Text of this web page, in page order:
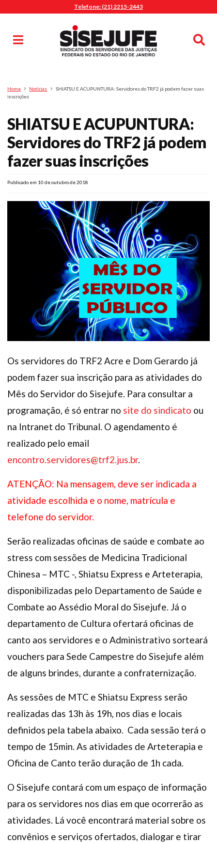
Telefone: (21) 2215-2443
Pesquisa
Home Notícias
SHIATSU E ACUPUNTURA: Servidores do TRF2 já podem fazer suas
inscrições
SHIATSU E ACUPUNTURA:
Servidores do TRF2 já podem
fazer suas inscrições
Publicado em 10 de outubro de 2018
Os servidores do TRF2 Acre e Dom Gerardo já
podem fazer sua inscrição para as atividades do
Mês do Servidor do Sisejufe. Para consultar a
programação, é só entrar no site do sindicato ou
na Intranet do Tribunal. O agendamento é
realizado pelo email
encontro.servidores@trf2.jus.br.
ATENÇÃO: Na mensagem, deve ser indicada a
atividade escolhida e o nome, matrícula e
telefone do servidor.
Serão realizadas oficinas de saúde e combate ao
stress com sessões de Medicina Tradicional
Chinesa – MTC -, Shiatsu Express e Arteterapia,
disponibilizadas pelo Departamento de Saúde e
Combate ao Assédio Moral do Sisejufe. Já o
departamento de Cultura ofertará oficinas de
canto aos servidores e o Administrativo sorteará
vouchers para Sede Campestre do Sisejufe além
de alguns brindes, durante a confraternização.
As sessões de MTC e Shiatsu Express serão
realizadas das 13h às 19h, nos dias e locais
definidos pela tabela abaixo. Cada sessão terá o
tempo de 15min. As atividades de Arteterapia e
Oficina de Canto terão duração de 1h cada.
O Sisejufe contará com um espaço de informação
para os servidores nos dias em que ocorrerão as
atividades. Lá você encontrará material sobre os
convênios e serviços ofertados, dialogar e tirar
MENU
Sindicalize-se
Jurídico
O Sindicato
Agenda
Casa do Alto
Nossos Convênios
Gympass Wellhub
Seguro Auto
Plano de Saúde
Assistência Funeral
InstagramTwitter Youtube TikTok Whatsapp